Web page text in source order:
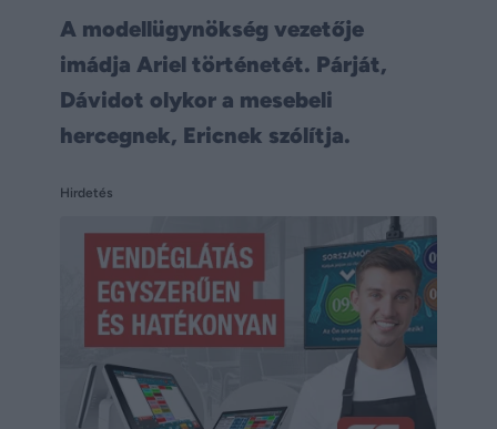
A modellügynökség vezetője
imádja Ariel történetét. Párját,
Dávidot olykor a mesebeli
hercegnek, Ericnek szólítja.
Hirdetés